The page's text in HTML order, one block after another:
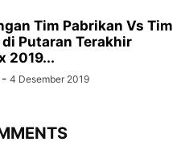
Tim Pabrikan Vs Tim
Putaran Terakhir
2019...
- 4 Desember 2019